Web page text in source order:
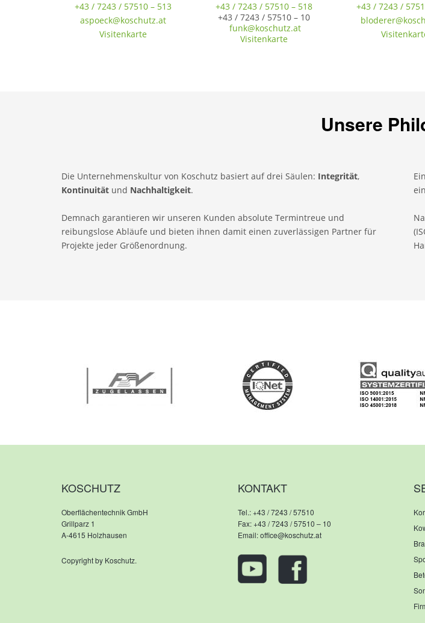
+43 / 7243 / 57510 – 513
aspoeck@koschutz.at
Visitenkarte
+43 / 7243 / 57510 – 518
+43 / 7243 / 57510 – 10
funk@koschutz.at
Visitenkarte
+43 / 7243 /
Unsere
Die Unternehmenskultur von Koschutz basiert auf drei Säulen: Integrität,
Kontinuität und Nachhaltigkeit.
Demnach garantieren wir unseren Kunden absolute Termintreue und
reibungslose Abläufe und bieten ihnen damit einen zuverlässigen Partner für
Projekte jeder Größenordnung.
KOSCHUTZ
Oberflächentechnik GmbH
Grillparz 1
A-4615 Holzhausen
Copyright by Koschutz.
KONTAKT
Tel.:+43 / 7243 / 57510
Fax: +43 / 7243 / 57510 – 10
Email:office@koschutz.at